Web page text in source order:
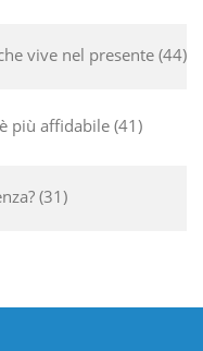
vive nel presente 44
più affidabile 41
31